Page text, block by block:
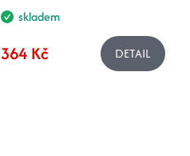
skladem
364 Kč DETAIL